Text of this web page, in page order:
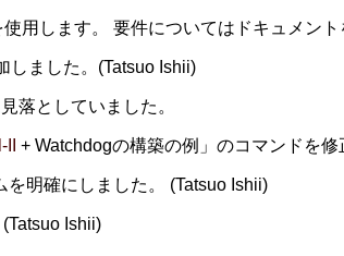
用します。 要件についてはドキュメント
しました。(Tatsuo Ishii)
落としていました。
+ Watchdogの構築の例」のコマンドを
明確にしました。 (Tatsuo Ishii)
Ishii)